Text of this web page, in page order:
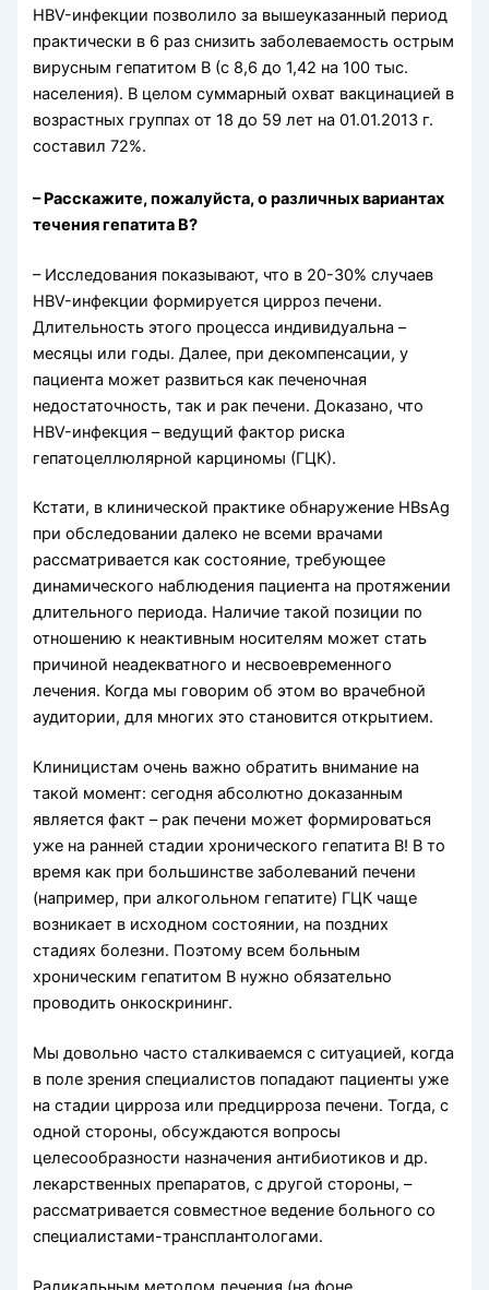
HBV-инфекции позволило за вышеуказанный период
практически в 6 раз снизить заболеваемость острым
вирусным гепатитом B (с 8,6 до 1,42 на 100 тыс.
населения). В целом суммарный охват вакцинацией в
возрастных группах от 18 до 59 лет на 01.01.2013 г.
составил 72%.
– Расскажите, пожалуйста, о различных вариантах
течения гепатита B?
– Исследования показывают, что в 20-30% случаев
HBV-инфекции формируется цирроз печени.
Длительность этого процесса индивидуальна –
месяцы или годы. Далее, при декомпенсации, у
пациента может развиться как печеночная
недостаточность, так и рак печени. Доказано, что
HBV-инфекция – ведущий фактор риска
гепатоцеллюлярной карциномы (ГЦК).
Кстати, в клинической практике обнаружение HBsAg
при обследовании далеко не всеми врачами
рассматривается как состояние, требующее
динамического наблюдения пациента на протяжении
длительного периода. Наличие такой позиции по
отношению к неактивным носителям может стать
причиной неадекватного и несвоевременного
лечения. Когда мы говорим об этом во врачебной
аудитории, для многих это становится открытием.
Клиницистам очень важно обратить внимание на
такой момент: сегодня абсолютно доказанным
является факт – рак печени может формироваться
уже на ранней стадии хронического гепатита B! В то
время как при большинстве заболеваний печени
(например, при алкогольном гепатите) ГЦК чаще
возникает в исходном состоянии, на поздних
стадиях болезни. Поэтому всем больным
хроническим гепатитом В нужно обязательно
проводить онкоскрининг.
Мы довольно часто сталкиваемся с ситуацией, когда
в поле зрения специалистов попадают пациенты уже
на стадии цирроза или предцирроза печени. Тогда, с
одной стороны, обсуждаются вопросы
целесообразности назначения антибиотиков и др.
лекарственных препаратов, с другой стороны, –
рассматривается совместное ведение больного со
специалистами-трансплантологами.